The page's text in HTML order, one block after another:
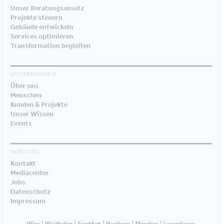
Unser Beratungsansatz
Projekte steuern
Gebäude entwickeln
Services optimieren
Transformation begleiten
UNTERNEHMEN
Über uns
Menschen
Kunden & Projekte
Unser Wissen
Events
SERVICES
Kontakt
Mediacenter
Jobs
Datenschutz
Impressum